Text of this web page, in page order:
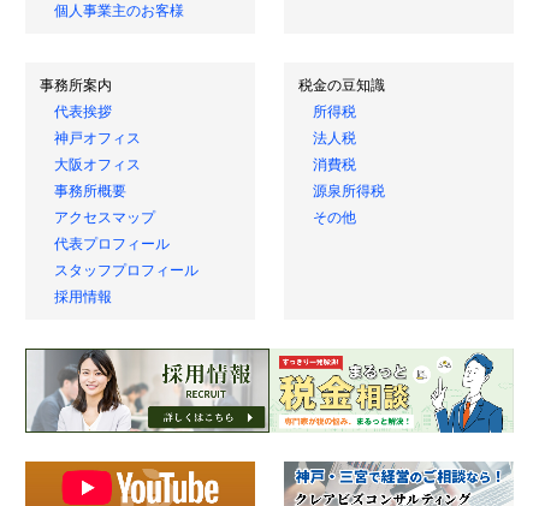
個人事業主のお客様
事務所案内
代表挨拶
神戸オフィス
大阪オフィス
事務所概要
アクセスマップ
代表プロフィール
スタッフプロフィール
採用情報
税金の豆知識
所得税
法人税
消費税
源泉所得税
その他